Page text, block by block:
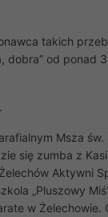
takich
dobra” od ponad
.
Msza św.
się zumba z
Aktywni
„Pluszowy
w